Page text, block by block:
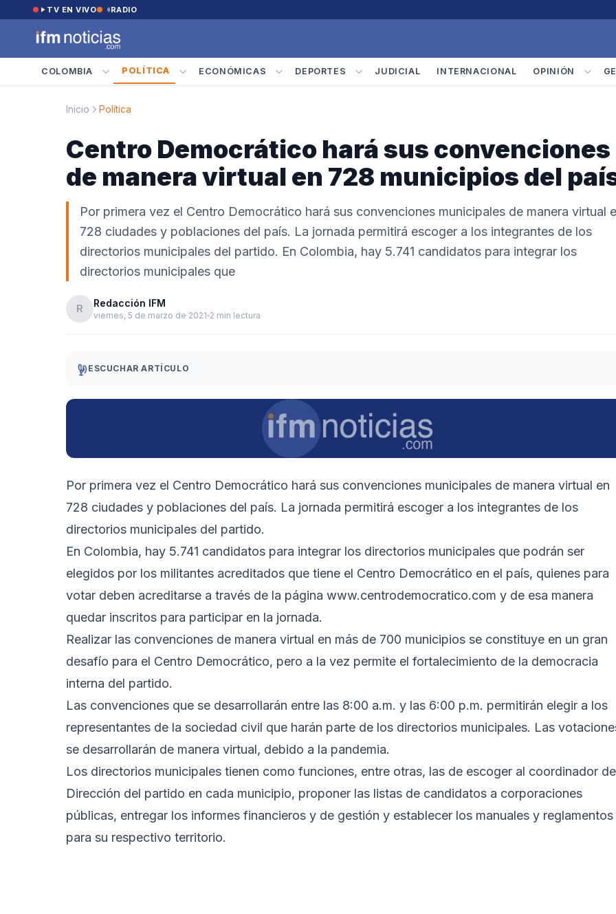
Saltar al contenido
TV EN VIVO RADIO
COLOMBIA POLÍTICA ECONÓMICAS DEPORTES JUDICIAL INTERNACIONAL OPINIÓN
Inicio Política
Centro Democrático hará sus convenciones
de manera virtual en 728 municipios del
Por primera vez el Centro Democrático hará sus convenciones municipales de manera virtual
728 ciudades y poblaciones del país. La jornada permitirá escoger a los integrantes de los
directorios municipales del partido. En Colombia, hay 5.741 candidatos para integrar los
directorios municipales que
R Redacción IFM
viernes, 5 de marzo de 2021 2 min lectura
ESCUCHAR ARTÍCULO
Por primera vez el Centro Democrático hará sus convenciones municipales de manera virtual en
728 ciudades y poblaciones del país. La jornada permitirá escoger a los integrantes de los
directorios municipales del partido.
En Colombia, hay 5.741 candidatos para integrar los directorios municipales que podrán ser
elegidos por los militantes acreditados que tiene el Centro Democrático en el país, quienes para
votar deben acreditarse a través de la página www.centrodemocratico.com y de esa manera
quedar inscritos para participar en la jornada.
Realizar las convenciones de manera virtual en más de 700 municipios se constituye en un gran
desafío para el Centro Democrático, pero a la vez permite el fortalecimiento de la democracia
interna del partido.
Las convenciones que se desarrollarán entre las 8:00 a.m. y las 6:00 p.m. permitirán elegir a los
representantes de la sociedad civil que harán parte de los directorios municipales. Las
se desarrollarán de manera virtual, debido a la pandemia.
Los directorios municipales tienen como funciones, entre otras, las de escoger al coordinador
Dirección del partido en cada municipio, proponer las listas de candidatos a corporaciones
públicas, entregar los informes financieros y de gestión y establecer los manuales y reglamentos
para su respectivo territorio.